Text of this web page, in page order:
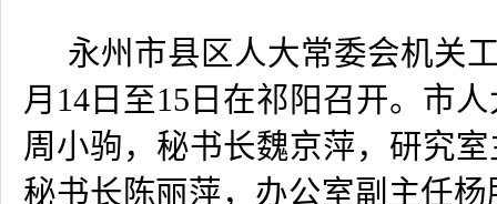
永州市县区人大常委会机关
月 14 日至15 日在祁阳召开。市
周小驹，秘书长魏京萍，研究
秘书长陈丽萍，办公室副主任